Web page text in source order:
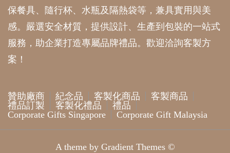
保餐具、隨行杯、水瓶及隔熱袋等，兼具實用與美
感。嚴選安全材質，提供設計、生產到包裝的一站式
服務，助企業打造專屬品牌禮品。歡迎洽詢客製方
案！
贊助廠商 紀念品 客製化商品
客製商品
禮品訂製
客製化禮品
禮品
Corporate Gifts Singapore
Corporate Gift Malaysia
A theme by Gradient Themes ©